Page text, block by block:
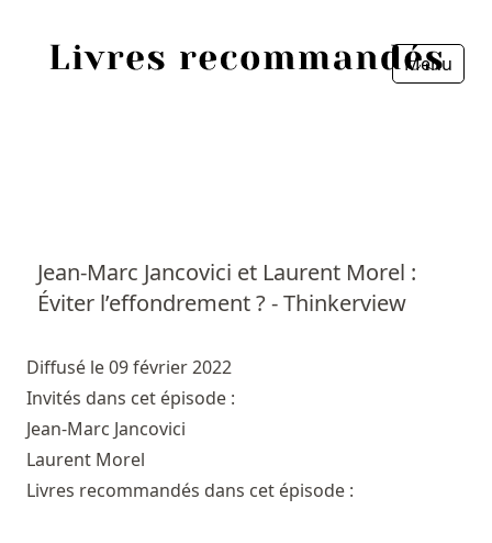
Menu
Jean-Marc Jancovici et Laurent Morel :
Éviter l’effondrement ? - Thinkerview
Diffusé le 09 février 2022
Invités dans cet épisode :
Jean-Marc Jancovici
Laurent Morel
Livres recommandés dans cet épisode :
Personnes
Livres
Livres les plus recommandés
Prix littéraires
Fermer